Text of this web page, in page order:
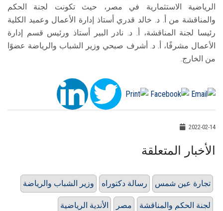
الرياضية الاستثمارية في مصر، حيث تكونت لجنة الحكم
والمناقشة من أ. د. خالد قدري أستاذ إدارة الأعمال وعميد الكلية
رئيسا لجنة المناقشة، أ. د. نادر البير أستاذ ورئيس قسم إدارة
الأعمال مشرفًا، أ. د. أشرف صبحي وزير الشباب والرياضة عضوًا
من الخارج.
2022-02-14
الأخبار المتعلقة
وزير الشباب والرياضة رسالة دكتوراه تجارة عين شمس
الأندية الرياضية مصر لجنة الحكم والمناقشة